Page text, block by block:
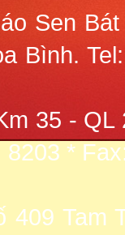
Sen
Bình.
35 -
*
409